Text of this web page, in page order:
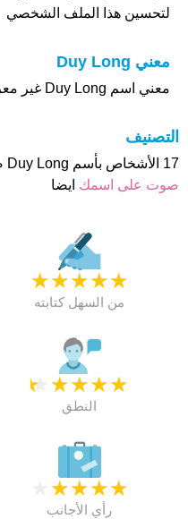
لتحسين هذا الملف الشخصي
معني Duy Long
معني اسم Duy Long غير معروف لنا
التصنيف
17 الأشخاص بأسم Duy Long صوت على اسمائهم . من فضلك
صوت على اسمك ايضا
★
★
★
★
★
من السهل كتابته
★
★
★
★
★
النطق
★
★
★
★
رأي الأجانب